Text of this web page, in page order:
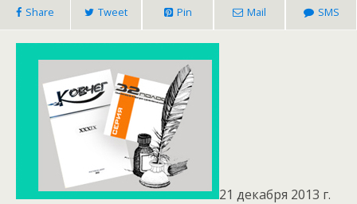
Share Tweet Pin Mail SMS
21 декабря 2013 г.